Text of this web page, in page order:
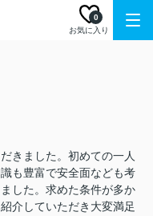
お気に入り
0
きました。初めての一人
も豊富で安全面なども考
した。求めた条件が多か
介していただき大変満足